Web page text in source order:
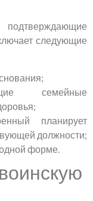
подтверждающие
следующие
семейные
планирует
должности;
форме.